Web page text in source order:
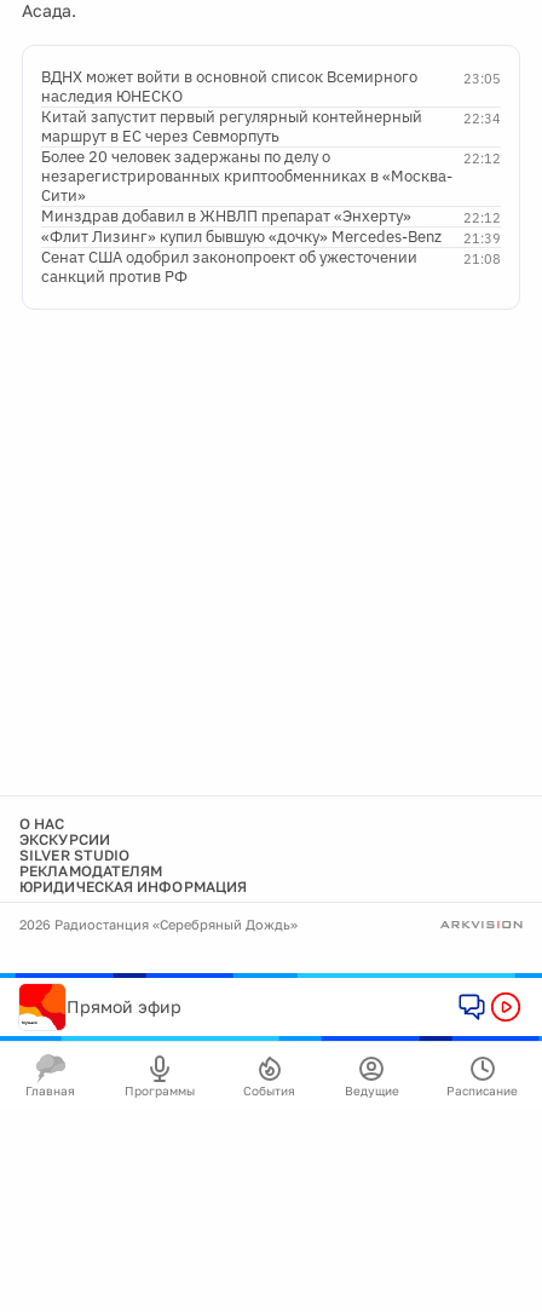
Асада.
23:05
ВДНХ может войти в основной список Всемирного
наследия ЮНЕСКО
22:34
Китай запустит первый регулярный контейнерный
маршрут в ЕС через Севморпуть
22:12
Более 20 человек задержаны по делу о
незарегистрированных криптообменниках в «Москва-
Сити»
22:12
Минздрав добавил в ЖНВЛП препарат «Энхерту»
21:39
«Флит Лизинг» купил бывшую «дочку» Mercedes-Benz
21:08
Сенат США одобрил законопроект об ужесточении
санкций против РФ
О НАС
ЭКСКУРСИИ
SILVER STUDIO
РЕКЛАМОДАТЕЛЯМ
ЮРИДИЧЕСКАЯ ИНФОРМАЦИЯ
2026 Радиостанция «Серебряный Дождь»
Прямой эфир
Главная Программы События Ведущие Расписание